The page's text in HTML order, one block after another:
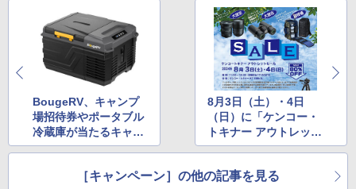
BougeRV、キャンプ
場招待券やポータブル
冷蔵庫が当たるキャン
ペーン
8月3日（土）・4日
（日）に「ケンコー・
トキナー アウトレット
セール」が開催
［キャンペーン］の他の記事を見る